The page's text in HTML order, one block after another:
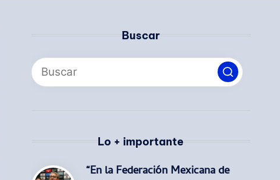
Buscar
Lo + importante
“En la Federación Mexicana de